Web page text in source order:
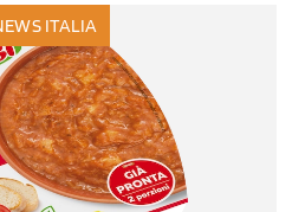
ITALIA